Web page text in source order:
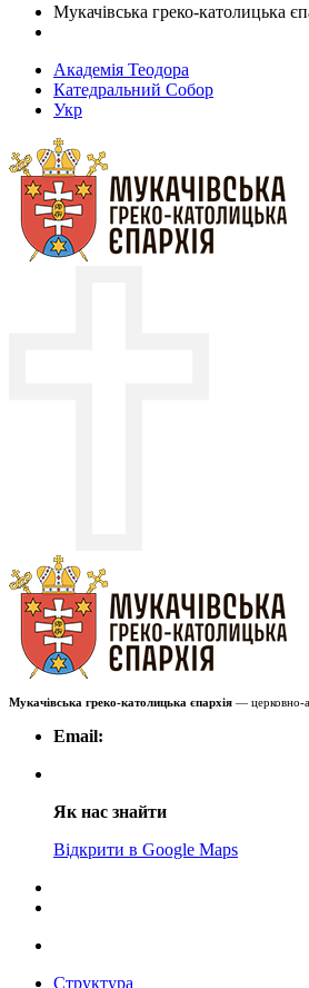
Мукачівська греко-католицька
Академія Теодора
Катедральний Собор
Укр
Мукачівська греко-католицька єпархія — церковно-
Email:
Як нас знайти
Відкрити в Google Maps
Структура